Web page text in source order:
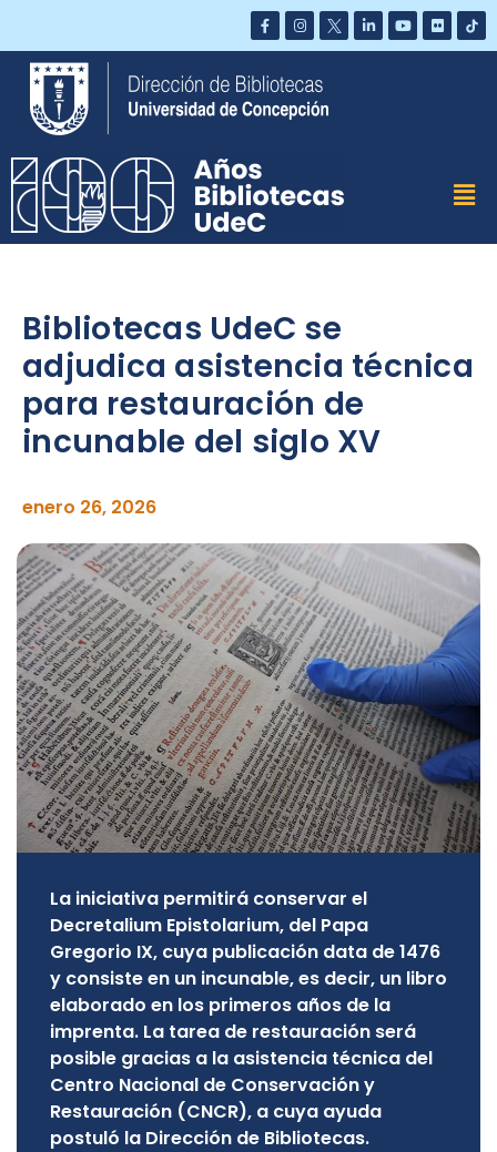
Saltar
contenido
Bibliotecas UdeC se
adjudica asistencia técnica
para restauración de
incunable del siglo XV
enero 26, 2026
La iniciativa permitirá conservar el
Decretalium Epistolarium, del Papa
Gregorio IX, cuya publicación data de 1476
y consiste en un incunable, es decir, un libro
elaborado en los primeros años de la
imprenta. La tarea de restauración será
posible gracias a la asistencia técnica del
Centro Nacional de Conservación y
Restauración (CNCR), a cuya ayuda
postuló la Dirección de Bibliotecas.